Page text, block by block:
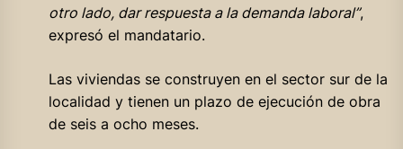
otro lado, dar respuesta a la demanda laboral”,
expresó el mandatario.
Las viviendas se construyen en el sector sur de la
localidad y tienen un plazo de ejecución de obra
de seis a ocho meses.